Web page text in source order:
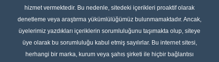
hizmet vermektedir. Bu nedenle, sitedeki içerikleri proaktif olarak
denetleme veya araştırma yükümlülüğümüz bulunmamaktadır. Ancak,
üyelerimiz yazdıkları içeriklerin sorumluluğunu taşımakta olup, siteye
üye olarak bu sorumluluğu kabul etmiş sayılırlar. Bu internet sitesi,
herhangi bir marka, kurum veya şahıs şirketi ile hiçbir bağlantısı